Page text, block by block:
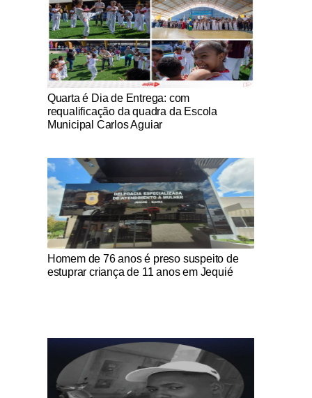
Notícias Católicas
Quarta é Dia de Entrega: com
requalificação da quadra da Escola
Municipal Carlos Aguiar
Notícias Católicas
Homem de 76 anos é preso suspeito de
estuprar criança de 11 anos em Jequié